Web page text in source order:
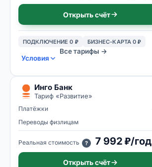
Открыть счёт
ПОДКЛЮЧЕНИЕ 0 ₽ БИЗНЕС-КАРТА 0 ₽
Условия
Все тарифы →
Инго Банк
Тариф «Развитие»
Платёжки
Переводы физлицам
Реальная стоимость ? 7 992 ₽/год
Открыть счёт